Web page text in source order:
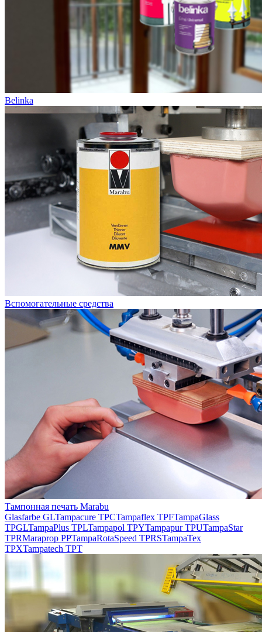
Belinka
Вспомогательные средства
Тампонная печать Marabu
Glasfarbe GLTampacure TPCTampaflex TPFTampaGlass
TPGLTampaPlus TPLTampapol TPYTampapur TPUTampaStar
TPRMaraprop PPTampaRotaSpeed TPRSTampaTex
TPXTampatech TPT